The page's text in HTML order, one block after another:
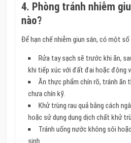
4. Phòng tránh nhiễm
nào?
Để hạn chế nhiễm giun sán, có một
Rửa tay sạch sẽ trước khi ăn,
khi tiếp xúc với đất đai hoặc động
Ăn thực phẩm chín rõ, tránh ăn
chưa chín kỹ.
Khử trùng rau quả bằng cách
hoặc sử dụng dung dịch chất khử
Tránh uống nước không sôi
sinh.